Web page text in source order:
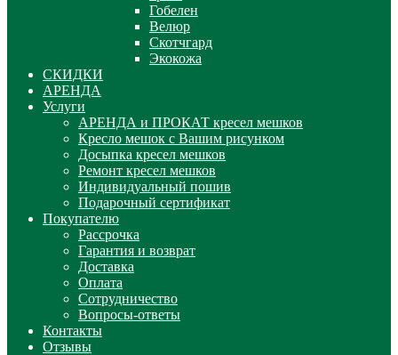
Гобелен
Велюр
Скотчгард
Экокожа
СКИДКИ
АРЕНДА
Услуги
АРЕНДА и ПРОКАТ кресел мешков
Кресло мешок с Вашим рисунком
Досыпка кресел мешков
Ремонт кресел мешков
Индивидуальный пошив
Подарочный сертификат
Покупателю
Рассрочка
Гарантия и возврат
Доставка
Оплата
Сотрудничество
Вопросы-ответы
Контакты
Отзывы